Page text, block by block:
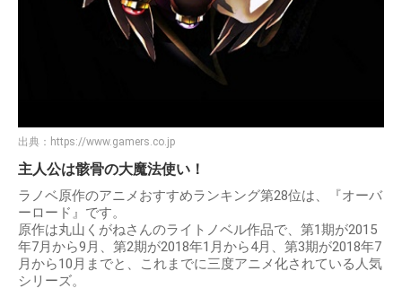
出典： https://www.gamers.co.jp
主人公は骸骨の大魔法使い！
ラノベ原作のアニメおすすめランキング第28位は、『オーバ
ーロード』です。
原作は丸山くがねさんのライトノベル作品で、第1期が2015
年7月から9月、第2期が2018年1月から4月、第3期が2018年7
月から10月までと、これまでに三度アニメ化されている人気
シリーズ。